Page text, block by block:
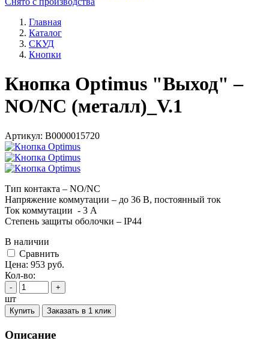
Главная
Каталог
СКУД
Кнопки
Кнопка Optimus "Выход" –
NO/NC (металл)_V.1
Артикул: В0000015720
Тип контакта – NO/NC
Напряжение коммутации – до 36 В, постоянный ток
Ток коммутации - 3 А
Степень защиты оболочки – IP44
В наличии
Cравнить
Цена: 953 руб.
Кол-во:
- +
шт
Купить Заказать в 1 клик
Описание